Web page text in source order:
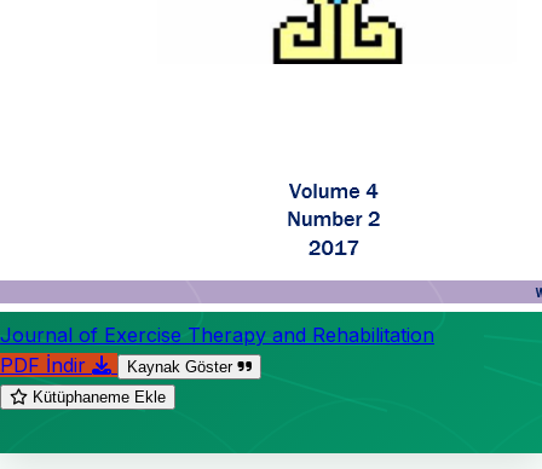
Journal of Exercise Therapy and Rehabilitation
PDF İndir
Kaynak Göster
Kütüphaneme Ekle